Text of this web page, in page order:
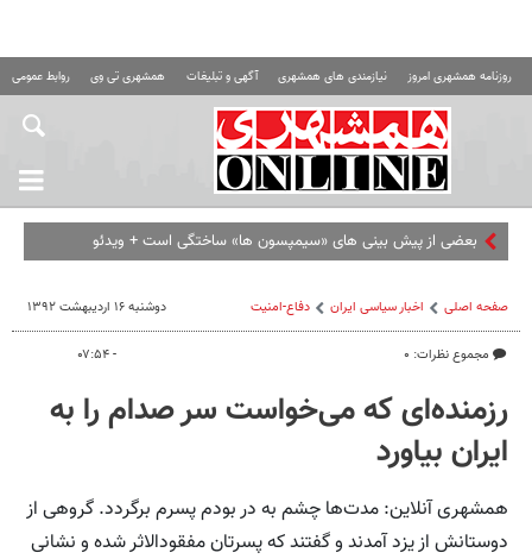
روزنامه همشهری امروز نیازمندی های همشهری آگهی و تبلیغات همشهری تی وی روابط عمومی
بعضی از پیش بینی های «سیمپسون ها» ساختگی است + ویدئو
صفحه اصلی اخبار سیاسی ایران دفاع-امنیت
مجموع نظرات: ۰
دوشنبه ۱۶ اردیبهشت ۱۳۹۲
- ۰۷:۵۴
رزمنده‌ای که می‌خواست سر صدام را به
ایران بیاورد
همشهری آنلاین: مدت‌ها چشم به در بودم پسرم برگردد. گروهی از
دوستانش از یزد آمدند و گفتند که پسرتان مفقودالاثر شده و نشانی